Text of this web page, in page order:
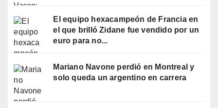
El equipo hexacampeón de Francia en
el que brilló Zidane fue vendido por un
euro para no...
Mariano Navone perdió en Montreal y
solo queda un argentino en carrera